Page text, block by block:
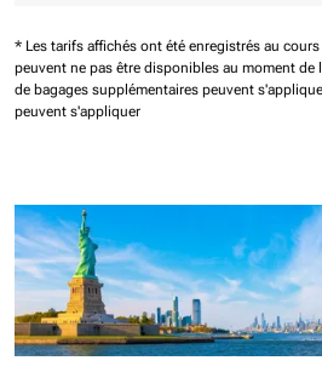
* Les tarifs affichés ont été enregistrés au
peuvent ne pas être disponibles au moment de
de bagages supplémentaires peuvent
peuvent s'appliquer